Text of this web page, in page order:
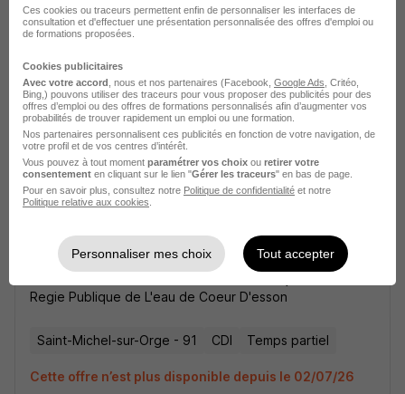
Technicien Ordonnancement H/F
Regie Publique de L'eau de Coeur D'esson
Saint-Michel-sur-Orge - 91 CDI Temps partiel
Cette offre n’est plus disponible depuis le 02/07/26
Technicien Ordonnancement H/F
Regie Publique de L'eau de Coeur D'esson
Saint-Michel-sur-Orge - 91 CDI Temps partiel
Cette offre n’est plus disponible depuis le 02/07/26
Ces cookies ou traceurs permettent enfin de personnaliser les interfaces de
consultation et d'effectuer une présentation personnalisée des offres d'emploi ou
de formations proposées.
Cookies publicitaires
Avec votre accord , nous et nos partenaires (Facebook, Google Ads , Critéo,
Bing,) pouvons utiliser des traceurs pour vous proposer des publicités pour des
offres d’emploi ou des offres de formations personnalisés afin d’augmenter vos
probabilités de trouver rapidement un emploi ou une formation.
Nos partenaires personnalisent ces publicités en fonction de votre navigation, de
votre profil et de vos centres d’intérêt.
Vous pouvez à tout moment paramétrer vos choix ou retirer votre
consentement en cliquant sur le lien "Gérer les traceurs" en bas de page.
Pour en savoir plus, consultez notre Politique de confidentialité et notre
Politique relative aux cookies
Personnaliser mes choix Tout accepter